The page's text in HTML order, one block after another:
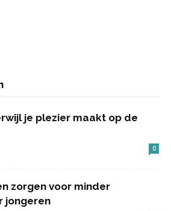
je plezier maakt op de
0
zorgen voor minder
jongeren